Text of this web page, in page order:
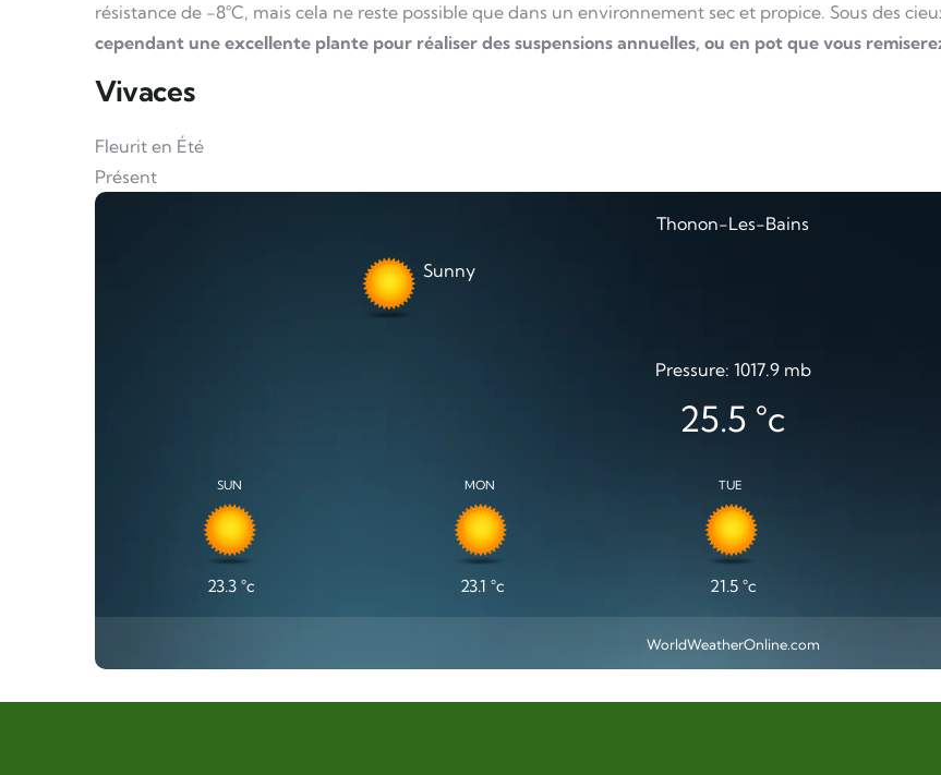
résistance de -8°C, mais cela ne reste possible que dans un environnement sec et propice. Sous des
cependant une excellente plante pour réaliser des suspensions annuelles, ou en pot que vous
Vivaces
Fleurit en Été
Présent
Thonon-Les-Bains
Sunny
Pressure: 1017.9 mb
25.5 °c
SUN
23.3 °c
MON
23.1 °c
TUE
21.5°c
WorldWeatherOnline.com